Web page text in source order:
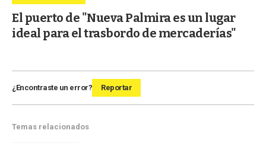
El puerto de "Nueva Palmira es un lugar
ideal para el trasbordo de mercaderías"
¿Encontraste un error? Reportar
Temas relacionados